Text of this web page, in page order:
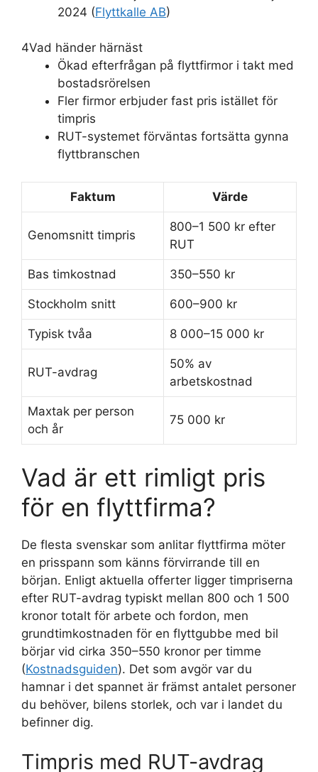
2024 (Flyttkalle AB)
4Vad händer härnäst
Ökad efterfrågan på flyttfirmor i takt med
bostadsrörelsen
Fler firmor erbjuder fast pris istället för
timpris
RUT-systemet förväntas fortsätta gynna
flyttbranschen
Faktum Värde
Genomsnitt timpris
800–1 500 kr efter
RUT
Bas timkostnad 350–550 kr
Stockholm snitt 600–900 kr
Typisk tvåa 8 000–15 000 kr
RUT-avdrag
50% av
arbetskostnad
Maxtak per person
och år
75 000 kr
Vad är ett rimligt pris
för en flyttfirma?
De flesta svenskar som anlitar flyttfirma möter
en prisspann som känns förvirrande till en
början. Enligt aktuella offerter ligger timpriserna
efter RUT-avdrag typiskt mellan 800 och 1 500
kronor totalt för arbete och fordon, men
grundtimkostnaden för en flyttgubbe med bil
börjar vid cirka 350–550 kronor per timme
(Kostnadsguiden). Det som avgör var du
hamnar i det spannet är främst antalet personer
du behöver, bilens storlek, och var i landet du
befinner dig.
Timpris med RUT-avdrag